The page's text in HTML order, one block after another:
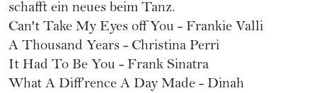
schafft ein neues beim Tanz.
Can't Take My Eyes off You - Frankie Valli
A Thousand Years - Christina Perri
It Had To Be You - Frank Sinatra
What A Diff’rence A Day Made - Dinah